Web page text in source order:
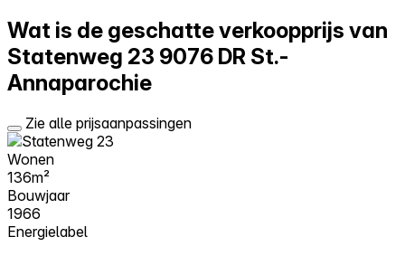
Wat is de geschatte verkoopprijs van
Statenweg 23 9076 DR St.-
Annaparochie
Zie alle prijsaanpassingen
Wonen
136m²
Bouwjaar
1966
Energielabel